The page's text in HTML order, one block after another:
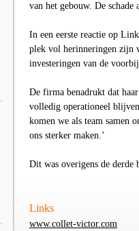
van het gebouw. De
In een eerste reactie op
plek vol herinneringen zijn
investeringen van de
De firma benadrukt dat
volledig operationeel
komen we als team samen
ons sterker maken.’
Dit was overigens de derde
Links
www.collet-victor.com